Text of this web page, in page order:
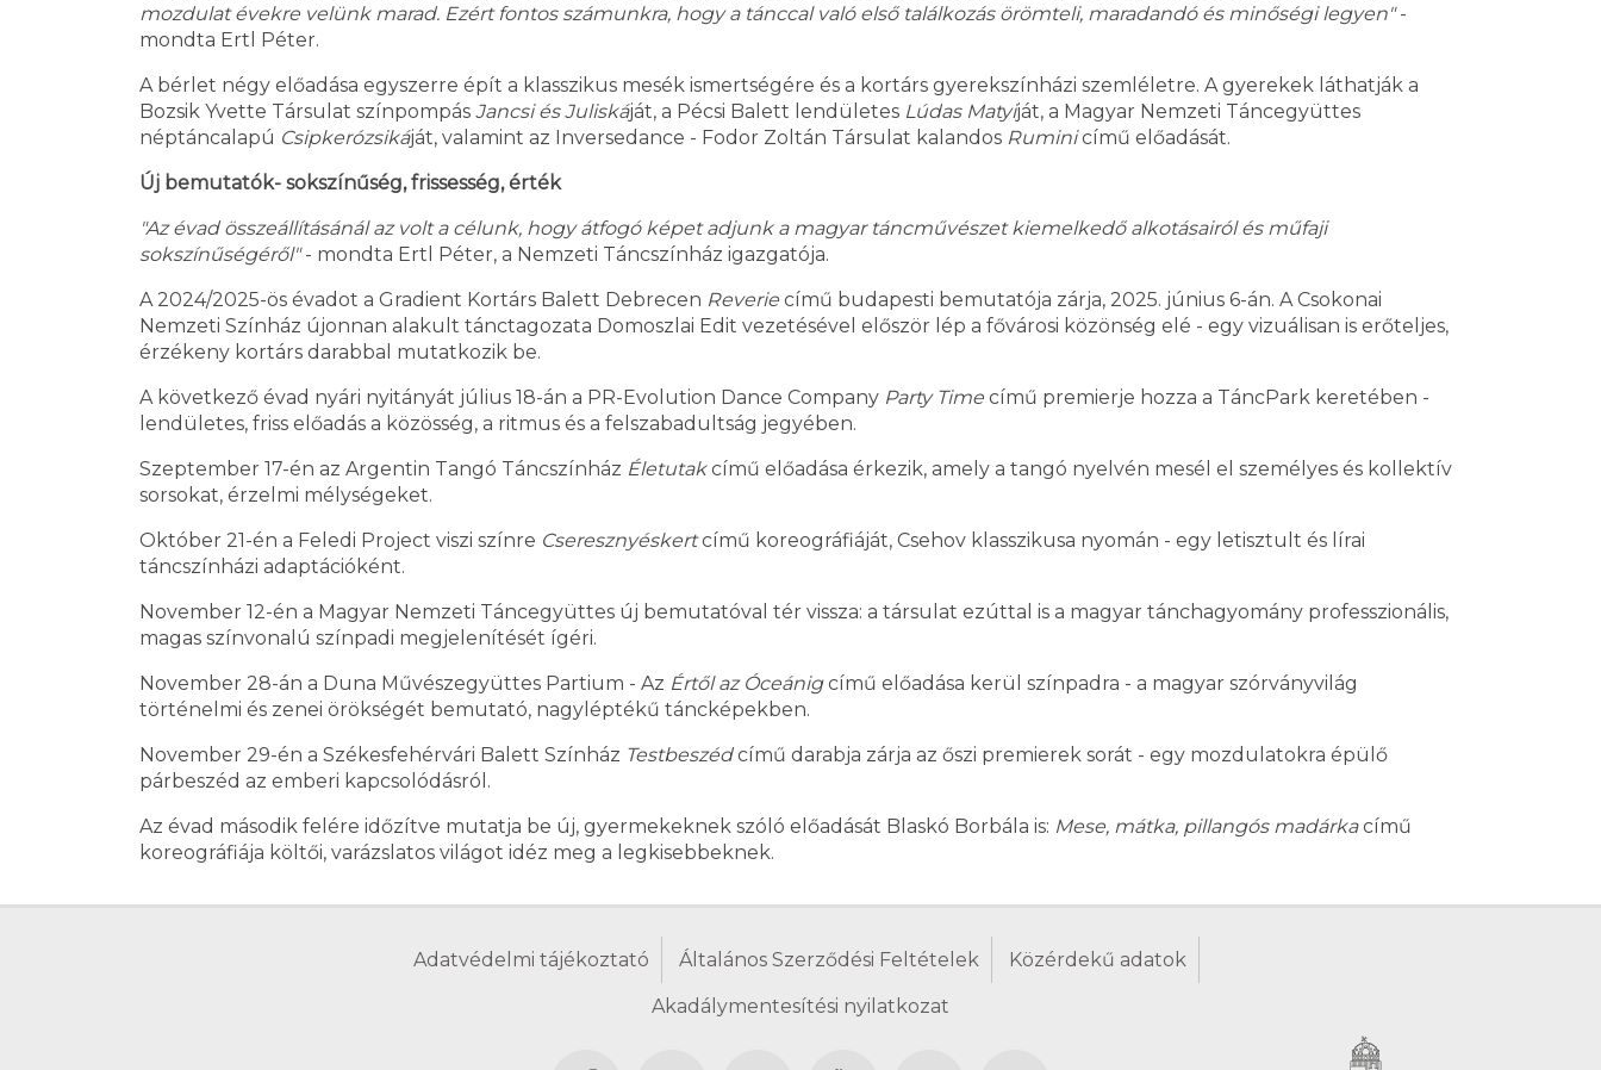
mozdulat évekre velünk marad. Ezért fontos számunkra, hogy a tánccal való első találkozás örömteli, maradandó és minőségi legyen"-
mondta Ertl Péter.
A bérlet négy előadása egyszerre épít a klasszikus mesék ismertségére és a kortárs gyerekszínházi szemléletre. A gyerekek láthatják a
Bozsik Yvette Társulat színpompás Jancsi és Juliskáját, a Pécsi Balett lendületes Lúdas Matyiját, a Magyar Nemzeti Táncegyüttes
néptáncalapú Csipkerózsikáját, valamint az Inversedance - Fodor Zoltán Társulat kalandos Ruminicímű előadását.
Új bemutatók- sokszínűség, frissesség, érték
"Az évad összeállításánál az volt a célunk, hogy átfogó képet adjunk a magyar táncművészet kiemelkedő alkotásairól és műfaji
sokszínűségéről"- mondta Ertl Péter, a Nemzeti Táncszínház igazgatója.
A 2024/2025-ös évadot a Gradient Kortárs Balett Debrecen Reverie című budapesti bemutatója zárja, 2025. június 6-án. A Csokonai
Nemzeti Színház újonnan alakult tánctagozata Domoszlai Edit vezetésével először lép a fővárosi közönség elé - egy vizuálisan is erőteljes,
érzékeny kortárs darabbal mutatkozik be.
A következő évad nyári nyitányát július 18-án a PR-Evolution Dance Company Party Time című premierje hozza a TáncPark keretében -
lendületes, friss előadás a közösség, a ritmus és a felszabadultság jegyében.
Szeptember 17-én az Argentin Tangó Táncszínház Életutakcímű előadása érkezik, amely a tangó nyelvén mesél el személyes és kollektív
sorsokat, érzelmi mélységeket.
Október 21-én a Feledi Project viszi színre Cseresznyéskertcímű koreográfiáját, Csehov klasszikusa nyomán - egy letisztult és lírai
táncszínházi adaptációként.
November 12-én a Magyar Nemzeti Táncegyüttes új bemutatóval tér vissza: a társulat ezúttal is a magyar tánchagyomány professzionális,
magas színvonalú színpadi megjelenítését ígéri.
November 28-án a Duna Művészegyüttes Partium - Az Értől az Óceánigcímű előadása kerül színpadra - a magyar szórványvilág
történelmi és zenei örökségét bemutató, nagyléptékű táncképekben.
November 29-én a Székesfehérvári Balett Színház Testbeszédcímű darabja zárja az őszi premierek sorát - egy mozdulatokra épülő
párbeszéd az emberi kapcsolódásról.
Az évad második felére időzítve mutatja be új, gyermekeknek szóló előadását Blaskó Borbála is: Mese, mátka, pillangós madárkacímű
koreográfiája költői, varázslatos világot idéz meg a legkisebbeknek.
Adatvédelmi tájékoztató Általános Szerződési Feltételek Közérdekű adatok
Akadálymentesítési nyilatkozat